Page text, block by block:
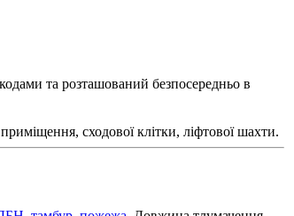
та розташований безпосередньо в
сходової клітки, ліфтової шахти.